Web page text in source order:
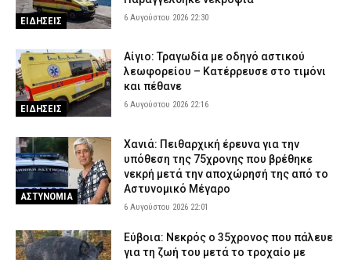
ΕΙΔΗΣΕΙΣ 6 Αυγούστου 2026 22:30
ΕΙΔΗΣΕΙΣ
Αίγιο: Τραγωδία με οδηγό αστικού
λεωφορείου – Κατέρρευσε στο τιμόνι
και πέθανε
6 Αυγούστου 2026 22:16
ΑΣΤΥΝΟΜΙΑ
Χανιά: Πειθαρχική έρευνα για την
υπόθεση της 75χρονης που βρέθηκε
νεκρή μετά την αποχώρησή της από το
Αστυνομικό Μέγαρο
6 Αυγούστου 2026 22:01
Εύβοια: Νεκρός ο 35χρονος που πάλευε
για τη ζωή του μετά το τροχαίο με